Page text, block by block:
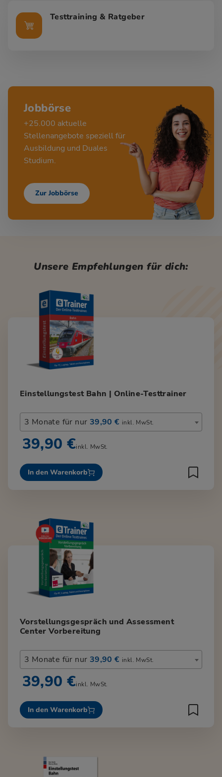
Testtraining & Ratgeber
Jobbörse
+25.000 aktuelle
Stellenangebote speziell für
Ausbildung und Duales
Studium.
Zur Jobbörse
Unsere Empfehlungen für dich:
Einstellungstest Bahn | Online-Testtrainer
3 Monate für nur 39,90 € inkl. MwSt.
39,90 €inkl. MwSt.
In den Warenkorb
Vorstellungsgespräch und Assessment
Center Vorbereitung
3 Monate für nur 39,90 € inkl. MwSt.
39,90 €inkl. MwSt.
In den Warenkorb